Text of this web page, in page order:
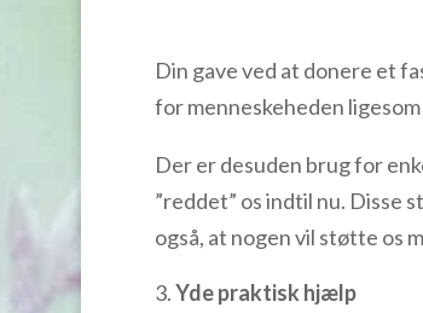
Din gave ved at donere et
for menneskeheden
Der er desuden brug for
”reddet” os indtil nu. Disse
også, at nogen vil støtte os
Yde praktisk hjælp